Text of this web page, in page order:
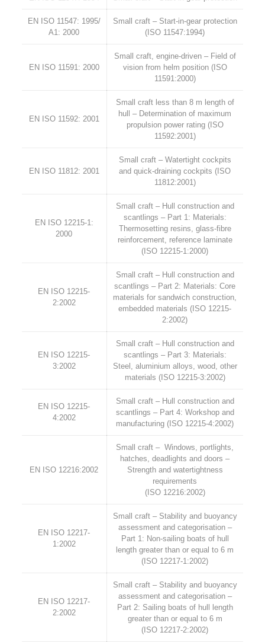
EN ISO 11547: 1995/
A1: 2000
Small craft – Start-in-gear protection
(ISO 11547:1994)
EN ISO 11591: 2000
Small craft, engine-driven – Field of
vision from helm position (ISO
11591:2000)
EN ISO 11592: 2001
Small craft less than 8 m length of
hull – Determination of maximum
propulsion power rating (ISO
11592:2001)
EN ISO 11812: 2001
Small craft – Watertight cockpits
and quick-draining cockpits (ISO
11812:2001)
EN ISO 12215-1:
2000
Small craft – Hull construction and
scantlings – Part 1: Materials:
Thermosetting resins, glass-fibre
reinforcement, reference laminate
(ISO 12215-1:2000)
EN ISO 12215-
2:2002
Small craft – Hull construction and
scantlings – Part 2: Materials: Core
materials for sandwich construction,
embedded materials (ISO 12215-
2:2002)
EN ISO 12215-
3:2002
Small craft – Hull construction and
scantlings – Part 3: Materials:
Steel, aluminium alloys, wood, other
materials (ISO 12215-3:2002)
EN ISO 12215-
4:2002
Small craft – Hull construction and
scantlings – Part 4: Workshop and
manufacturing (ISO 12215-4:2002)
EN ISO 12216:2002
Small craft – Windows, portlights,
hatches, deadlights and doors –
Strength and watertightness
requirements
(ISO 12216:2002)
EN ISO 12217-
1:2002
Small craft – Stability and buoyancy
assessment and categorisation –
Part 1: Non-sailing boats of hull
length greater than or equal to 6 m
(ISO 12217-1:2002)
EN ISO 12217-
2:2002
Small craft – Stability and buoyancy
assessment and categorisation –
Part 2: Sailing boats of hull length
greater than or equal to 6 m
(ISO 12217-2:2002)